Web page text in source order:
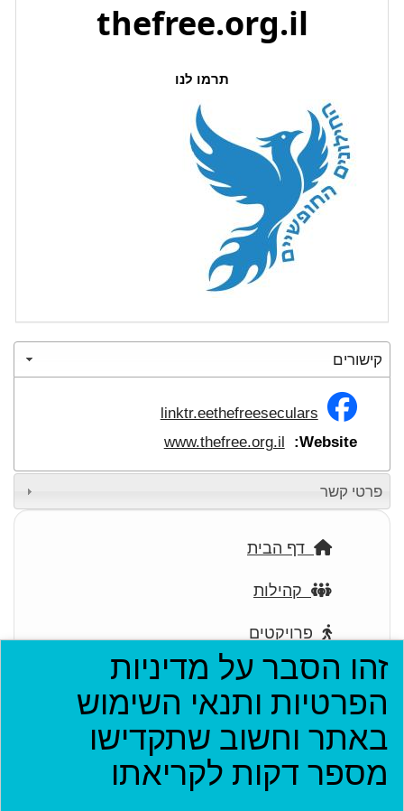
thefree.org.il
תרמו לנו
קישורים
linktr.eethefreeseculars
Website:
www.thefree.org.il
פרטי קשר
זהו הסבר על מדיניות
הפרטיות ותנאי השימוש
באתר וחשוב שתקדישו
מספר דקות לקריאתו
דף הבית
קהילות
פרויקטים
ארגונים
בתי עסק
אירועים